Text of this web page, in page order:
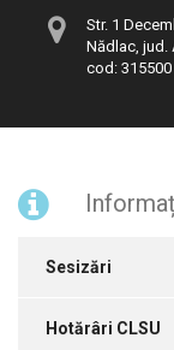
Str. 1
Nădlac, jud.
cod: 315500
Sesizări
Hotărâri CLSU